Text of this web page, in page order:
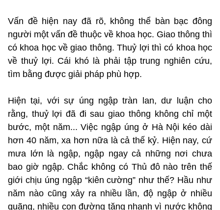
Vấn đề hiện nay đã rõ, không thể bàn bạc đông
người một vấn đề thuộc về khoa học. Giao thông thì
có khoa học về giao thông. Thuỷ lợi thì có khoa học
về thuỷ lợi. Cái khó là phải tập trung nghiên cứu,
tìm bằng được giải pháp phù hợp.
Hiện tại, với sự úng ngập tràn lan, dư luận cho
rằng, thuỷ lợi đã đi sau giao thông không chỉ một
bước, một năm... Việc ngập úng ở Hà Nội kéo dài
hơn 40 năm, xa hơn nữa là cả thế kỷ. Hiện nay, cứ
mưa lớn là ngập, ngập ngay cả những nơi chưa
bao giờ ngập. Chắc không có Thủ đô nào trên thế
giới chịu úng ngập “kiên cường” như thế? Hầu như
năm nào cũng xảy ra nhiều lần, độ ngập ở nhiều
quãng, nhiều con đường tăng nhanh vì nước không